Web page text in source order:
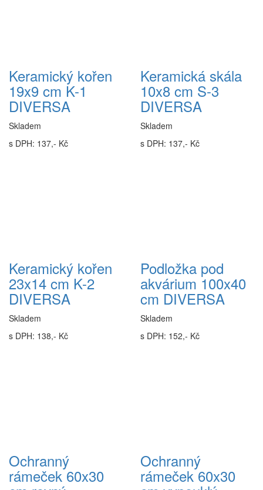
Keramický kořen
19x9 cm K-1
DIVERSA
Skladem
s DPH: 137,- Kč
Keramická skála
10x8 cm S-3
DIVERSA
Skladem
s DPH: 137,- Kč
Keramický kořen
23x14 cm K-2
DIVERSA
Skladem
s DPH: 138,- Kč
Podložka pod
akvárium 100x40
cm DIVERSA
Skladem
s DPH: 152,- Kč
Ochranný
rámeček 60x30
Ochranný
rámeček 60x30